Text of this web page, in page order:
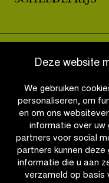
Deze website
We gebruiken
personaliseren, om
en om ons
informatie over uw
partners voor social
partners kunnen deze
informatie die u aan
verzameld op basis
QUICK LINKS
CONTACT
NIEUWSBRIEF